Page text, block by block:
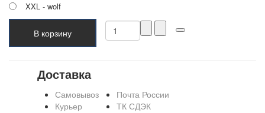
XXL - wolf
В корзину
Доставка
Самовывоз
Курьер
Почта России
ТК СДЭК